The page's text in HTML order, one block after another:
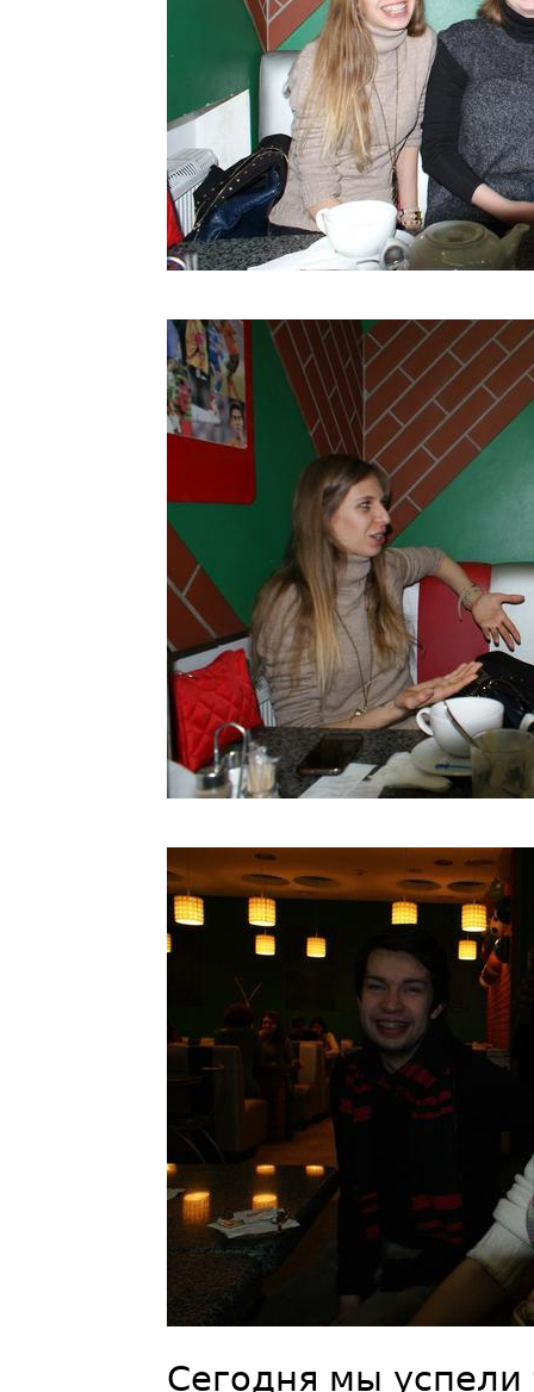
Сегодня мы